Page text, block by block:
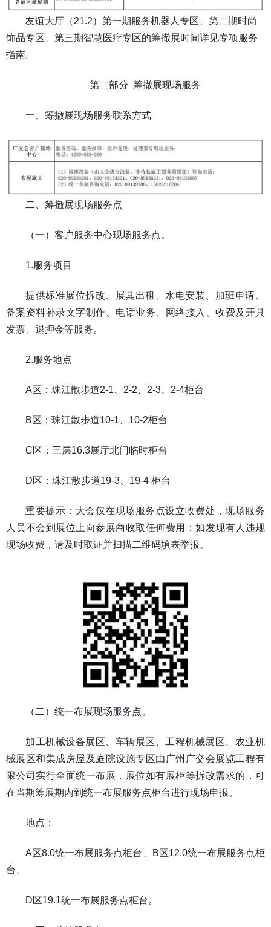
友谊大厅（21.2）第一期服务机器人专区、第二期时尚
饰品专区、第三期智慧医疗专区的筹撤展时间详见专项服务
指南。
第二部分 筹撤展现场服务
一、筹撤展现场服务联系方式
二、筹撤展现场服务点
（一）客户服务中心现场服务点。
1.服务项目
提供标准展位拆改、展具出租、水电安装、加班申请、
备案资料补录文字制作、电话业务、网络接入、收费及开具
发票、退押金等服务。
2.服务地点
A区：珠江散步道2-1、2-2、2-3、2-4柜台
B区：珠江散步道10-1、10-2柜台
C区：三层16.3展厅北门临时柜台
D区：珠江散步道19-3、19-4 柜台
重要提示：大会仅在现场服务点设立收费处，现场服务
人员不会到展位上向参展商收取任何费用；如发现有人违规
现场收费，请及时取证并扫描二维码填表举报。
（二）统一布展现场服务点。
加工机械设备展区、车辆展区、工程机械展区、农业机
械展区和集成房屋及庭院设施专区由广州广交会展览工程有
限公司实行全面统一布展，展位如有展柜等拆改需求的，可
在当期筹展期内到统一布展服务点柜台进行现场申报。
地点：
A区8.0统一布展服务点柜台、B区12.0统一布展服务点柜
台、
D区19.1统一布展服务点柜台。